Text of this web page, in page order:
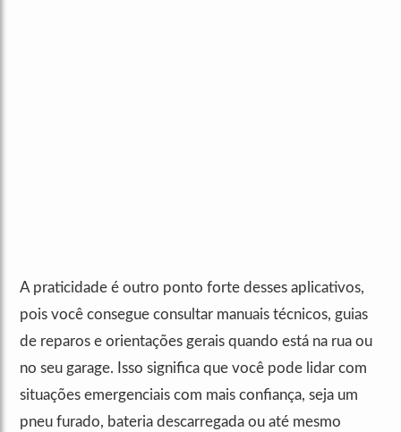
A praticidade é outro ponto forte desses aplicativos,
pois você consegue consultar manuais técnicos, guias
de reparos e orientações gerais quando está na rua ou
no seu garage. Isso significa que você pode lidar com
situações emergenciais com mais confiança, seja um
pneu furado, bateria descarregada ou até mesmo